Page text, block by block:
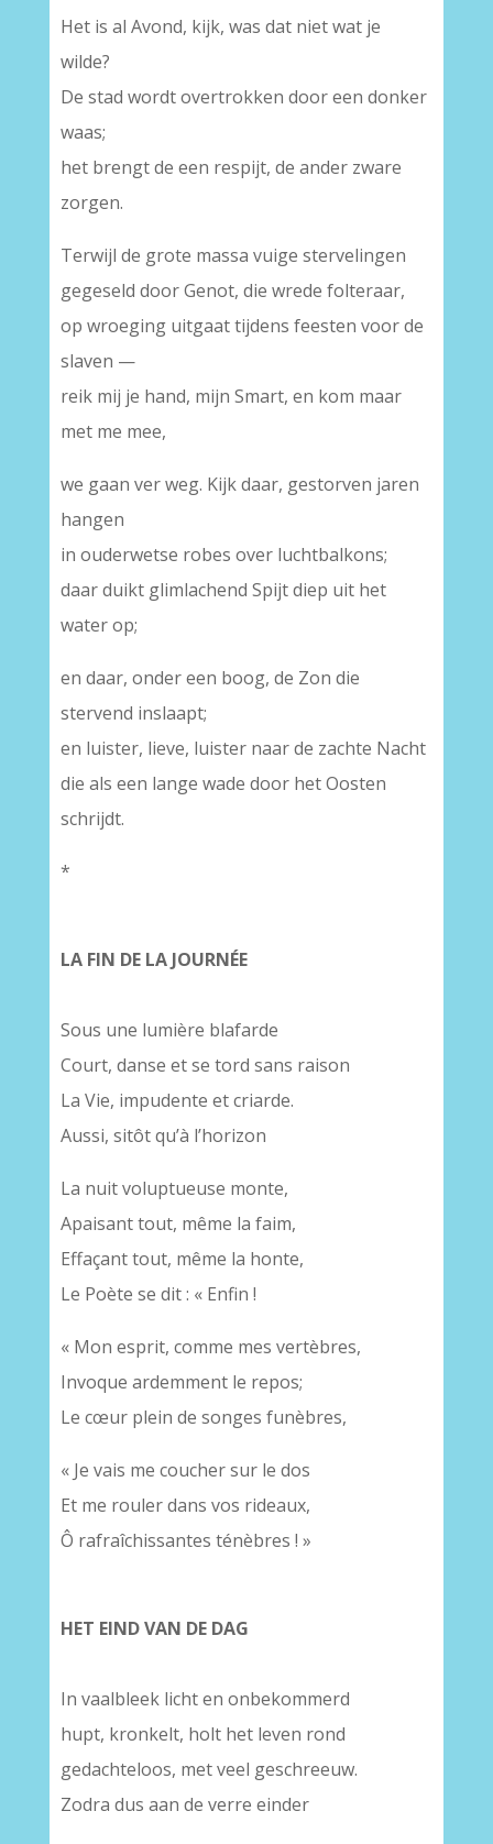
Het is al Avond, kijk, was dat niet wat je
wilde?
De stad wordt overtrokken door een donker
waas;
het brengt de een respijt, de ander zware
zorgen.
Terwijl de grote massa vuige stervelingen
gegeseld door Genot, die wrede folteraar,
op wroeging uitgaat tijdens feesten voor de
slaven —
reik mij je hand, mijn Smart, en kom maar
met me mee,
we gaan ver weg. Kijk daar, gestorven jaren
hangen
in ouderwetse robes over luchtbalkons;
daar duikt glimlachend Spijt diep uit het
water op;
en daar, onder een boog, de Zon die
stervend inslaapt;
en luister, lieve, luister naar de zachte Nacht
die als een lange wade door het Oosten
schrijdt.
*
LA FIN DE LA JOURNÉE
Sous une lumière blafarde
Court, danse et se tord sans raison
La Vie, impudente et criarde.
Aussi, sitôt qu’à l’horizon
La nuit voluptueuse monte,
Apaisant tout, même la faim,
Effaçant tout, même la honte,
Le Poète se dit : « Enfin !
« Mon esprit, comme mes vertèbres,
Invoque ardemment le repos;
Le cœur plein de songes funèbres,
« Je vais me coucher sur le dos
Et me rouler dans vos rideaux,
Ô rafraîchissantes ténèbres ! »
HET EIND VAN DE DAG
In vaalbleek licht en onbekommerd
hupt, kronkelt, holt het leven rond
gedachteloos, met veel geschreeuw.
Zodra dus aan de verre einder